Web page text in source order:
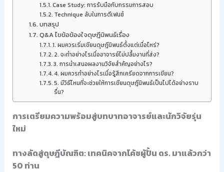
Case Study: การรับมือกับกรรมการสอบ
Technique ลับในการดีเฟนซ์
บทสรุป
Q&A ไขข้อข้องใจดุษฎีนิพนธ์เรื่อง
1. ผมควรเริ่มเขียนดุษฎีนิพนธ์ตั้งแต่เมื่อไหร่?
2. จะทำอย่างไรเมื่ออาจารย์ไม่ปลื้มงานที่ส่ง?
3. การนำเสนอผลงานวิจัยสำคัญอย่างไร?
4. ผมควรทำอย่างไรเมื่อรู้สึกเครียดจากการเขียน?
5. มีวิธีไหนที่จะช่วยให้การเขียนดุษฎีนิพนธ์เป็นไปได้อย่างราบ
รื่น?
การเตรียมความพร้อมสู่บทบาทอาจารย์และนักวิจัยรุ่น
ใหม่
ทางลัดสู่ดุษฎีบัณฑิต: เทคนิคจากโค้ชผู้ปั้น ดร. มาแล้วกว่า
50 ท่าน